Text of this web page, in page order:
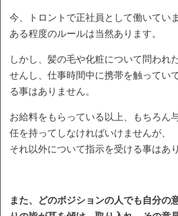
今、トロントで正社員として働いてい
ある程度のルールは当然あります。
しかし、髪の毛や化粧について問われ
せんし、仕事時間中に携帯を触ってい
る事はありません。
お給料をもらっている以上、もちろん
任を持ってしなければいけませんが、
それ以外について指示を受ける事はあ
また、どのポジションの人でも自分の